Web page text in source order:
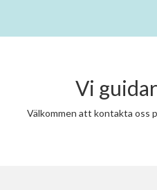
Vi
Välkommen att kontakta oss